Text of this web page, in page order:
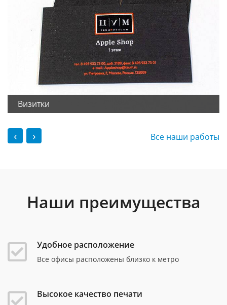
Визитки
‹ › Все наши работы
Наши преимущества
Удобное расположение
Все офисы расположены близко к метро
Высокое качество печати